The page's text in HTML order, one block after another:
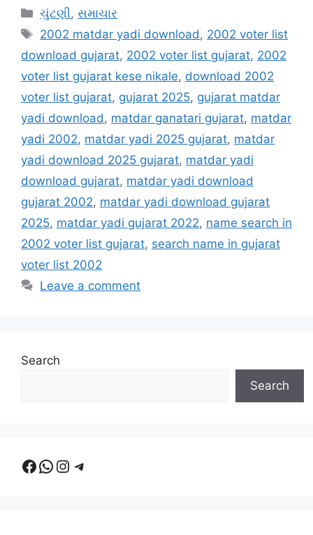
Categories
ચુંટણી,સમાચાર
Tags
2002 matdar yadi download, 2002 voter list
download gujarat, 2002 voter list gujarat, 2002
voter list gujarat kese nikale, download 2002
voter list gujarat, gujarat 2025, gujarat matdar
yadi download, matdar ganatari gujarat, matdar
yadi 2002, matdar yadi 2025 gujarat, matdar
yadi download 2025 gujarat, matdar yadi
download gujarat, matdar yadi download
gujarat 2002, matdar yadi download gujarat
2025, matdar yadi gujarat 2022, name search in
2002 voter list gujarat, search name in gujarat
voter list 2002
Leave a comment
Search
Search
Facebook
WhatsApp
Instagram
Telegram